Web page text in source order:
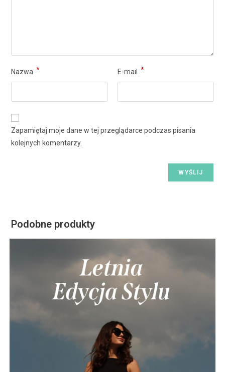
Nazwa * E-mail *
Zapamiętaj moje dane w tej przeglądarce podczas pisania
kolejnych komentarzy.
Podobne produkty